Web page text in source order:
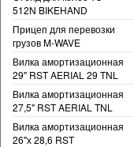
512N BIKEHAND
Прицеп для перевозки
грузов M-WAVE
Вилка амортизационная
29" RST AERIAL 29 TNL
Вилка амортизационная
27,5" RST AERIAL TNL
Вилка амортизационная
26"х 28,6 RST